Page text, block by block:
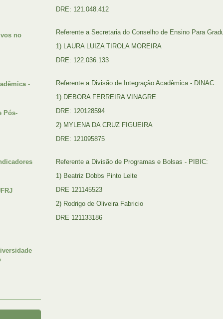
no
-
Pós-
DRE: 121.048.412
Referente a Secretaria do Conselho de Ensino Para
1) LAURA LUIZA TIROLA MOREIRA
DRE: 122.036.133
Referente a Divisão de Integração Acadêmica - DINAC:
1) DEBORA FERREIRA VINAGRE
DRE: 120128594
2) MYLENA DA CRUZ FIGUEIRA
DRE: 121095875
Referente a Divisão de Programas e Bolsas - PIBIC:
1) Beatriz Dobbs Pinto Leite
DRE 121145523
2) Rodrigo de Oliveira Fabricio
DRE 121133186